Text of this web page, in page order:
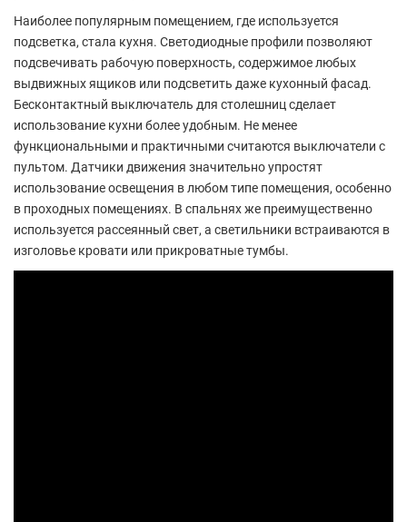
Наиболее популярным помещением, где используется
подсветка, стала кухня. Светодиодные профили позволяют
подсвечивать рабочую поверхность, содержимое любых
выдвижных ящиков или подсветить даже кухонный фасад.
Бесконтактный выключатель для столешниц сделает
использование кухни более удобным. Не менее
функциональными и практичными считаются выключатели с
пультом. Датчики движения значительно упростят
использование освещения в любом типе помещения, особенно
в проходных помещениях. В спальнях же преимущественно
используется рассеянный свет, а светильники встраиваются в
изголовье кровати или прикроватные тумбы.